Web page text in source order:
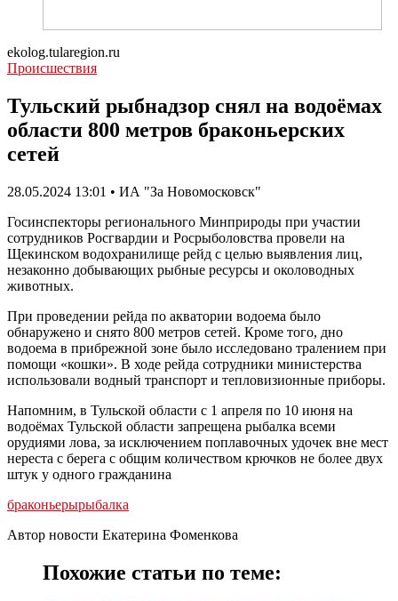
ekolog.tularegion.ru
Происшествия
Тульский рыбнадзор снял на водоёмах
области 800 метров браконьерских
сетей
28.05.2024 13:01 • ИА "За Новомосковск"
Госинспекторы регионального Минприроды при участии
сотрудников Росгвардии и Росрыболовства провели на
Щекинском водохранилище рейд с целью выявления лиц,
незаконно добывающих рыбные ресурсы и околоводных
животных.
При проведении рейда по акватории водоема было
обнаружено и снято 800 метров сетей. Кроме того, дно
водоема в прибрежной зоне было исследовано тралением при
помощи «кошки». В ходе рейда сотрудники министерства
использовали водный транспорт и тепловизионные приборы.
Напомним, в Тульской области с 1 апреля по 10 июня на
водоёмах Тульской области запрещена рыбалка всеми
орудиями лова, за исключением поплавочных удочек вне мест
нереста с берега с общим количеством крючков не более двух
штук у одного гражданина
браконьерырыбалка
Автор новости Екатерина Фоменкова
Похожие статьи по теме: